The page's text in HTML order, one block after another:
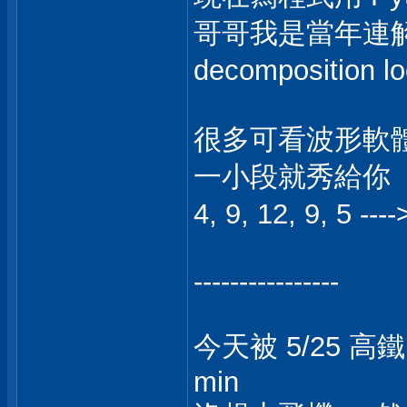
哥哥我是當年連
decomposition
很多可看波形軟
一小段就秀給你
4, 9, 12, 9, 5 ----
----------------
今天被 5/25 高
min